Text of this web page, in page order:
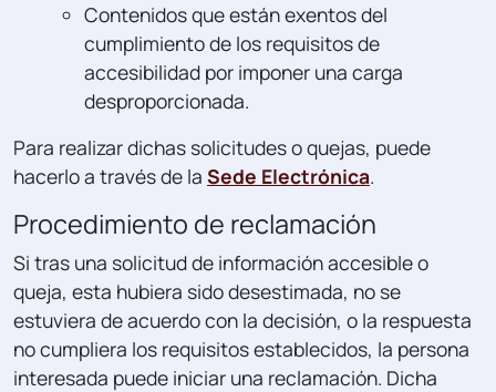
Contenidos que están exentos del
cumplimiento de los requisitos de
accesibilidad por imponer una carga
desproporcionada.
Para realizar dichas solicitudes o quejas, puede
hacerlo a través de la Sede Electrónica.
Procedimiento de reclamación
Si tras una solicitud de información accesible o
queja, esta hubiera sido desestimada, no se
estuviera de acuerdo con la decisión, o la respuesta
no cumpliera los requisitos establecidos, la persona
interesada puede iniciar una reclamación. Dicha